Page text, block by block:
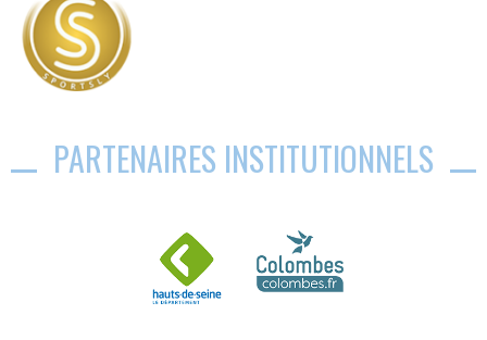
PARTENAIRES INSTITUTIONNELS